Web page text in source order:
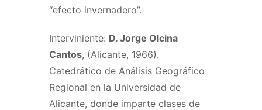
“efecto invernadero”.
Interviniente: D. Jorge Olcina
Cantos, (Alicante, 1966).
Catedrático de Análisis Geográfico
Regional en la Universidad de
Alicante, donde imparte clases de